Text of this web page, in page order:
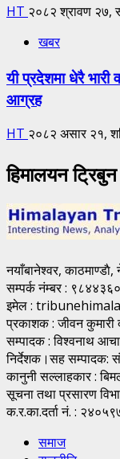
HT २०८२ श्रावण २७,
खबर
यी प्रदेशमा धेरै
आग्रह
HT २०८२ असार २१,
हिमालयन ट्रिबुन
नयाँबानेश्वर, काठमाण्डाै,
सम्पर्क नंम्बर :
इमेल :
प्रकाशक : जीवन कुमारी
सम्पादक : विश्वनाथ
निर्देशक।सह सम्पादक:
कानुनी सल्लाहकार :
सूचना तथा प्रसारण
क.र.का.दर्ता नं. :
समाज